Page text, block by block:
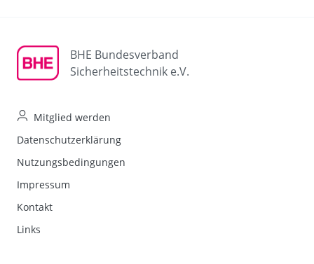
BHE Bundesverband
Sicherheitstechnik e.V.
Mitglied werden
Datenschutzerklärung
Nutzungsbedingungen
Impressum
Kontakt
Links